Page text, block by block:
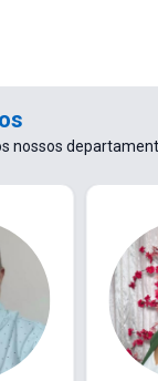
nossos